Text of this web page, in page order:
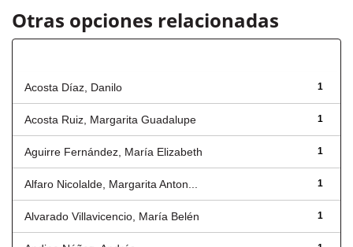
Otras opciones relacionadas
1
Acosta Díaz, Danilo
1
Acosta Ruiz, Margarita Guadalupe
1
Aguirre Fernández, María Elizabeth
1
Alfaro Nicolalde, Margarita Anton...
1
Alvarado Villavicencio, María Belén